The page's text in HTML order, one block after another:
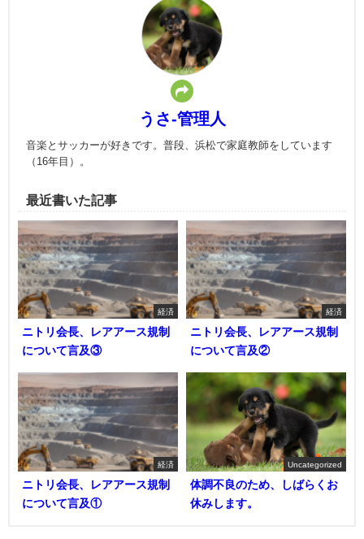
うさ-管理人
音楽とサッカーが好きです。普段、浜松で家庭教師をしています
（16年目）。
最近書いた記事
経済
ニトリ会長、レアアース規制
について言及③
経済
ニトリ会長、レアアース規制
について言及②
経済
ニトリ会長、レアアース規制
について言及①
Uncategorized
体調不良のため、しばらくお
休みします。